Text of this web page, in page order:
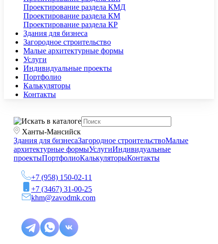
Проектирование раздела КМД
Проектирование раздела КМ
Проектирование раздела КР
Здания для бизнеса
Загородное строительство
Малые архитектурные формы
Услуги
Индивидуальные проекты
Портфолио
Калькуляторы
Контакты
Ханты-Мансийск
Здания для бизнесаЗагородное строительствоМалые
архитектурные формыУслугиИндивидуальные
проектыПортфолиоКалькуляторыКонтакты
+7 (958) 150-02-11
+7 (3467) 31-00-25
khm@zavodmk.com